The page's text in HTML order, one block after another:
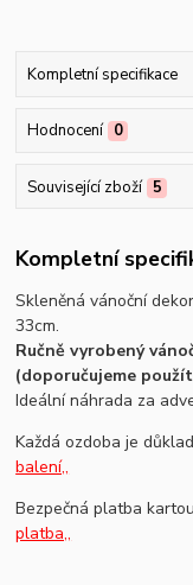
Kompletní specifikace
Hodnocení 0
Související zboží 5
Kompletní
Skleněná vánoční
33cm.
Ručně vyrobený
(doporučujeme
Ideální náhrada za
Každá ozdoba je
balení,,
Bezpečná platba
platba,,